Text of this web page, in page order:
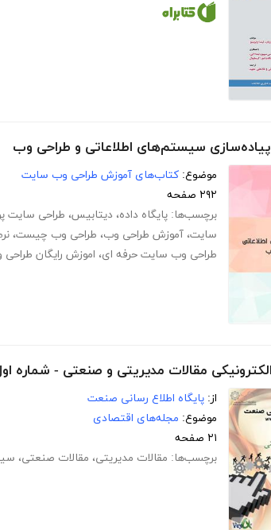
پیاده‌سازی سیستم‌های اطلاعاتی و طراحی وب
موضوع: کتاب‌های آموزش طراحی وب سایت
۲۹۲ صفحه
برچسب‌ها: پایگاه داده، دیتابیس، طراحی سایت
سایت، آموزش طراحی وب، طراحی وب چیست،
طراحی وب سایت حرفه ای، اموزش رایگان
مقالات مدیریتی و صنعتی - شماره
از: پایگاه اطلاع رسانی صنعت
موضوع: مجله‌های اقتصادی
۲۱ صفحه
برچسب‌ها: مقالات مدیریتی، مقالات صنعتی،